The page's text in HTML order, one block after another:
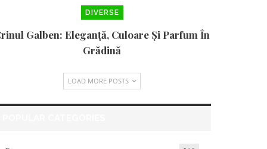
DIVERSE
Galben: Eleganță, Culoare Și Parfum În
Grădină
LOAD MORE POSTS